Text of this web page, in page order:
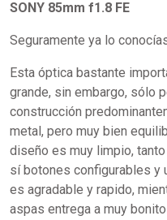
SONY 85mm f1.8 FE
Seguramente ya lo
Esta óptica bastante
grande, sin embargo, sólo
construcción
metal, pero muy bien
diseño es muy limpio,
sí botones configurables y
es agradable y rapido,
aspas entrega a muy